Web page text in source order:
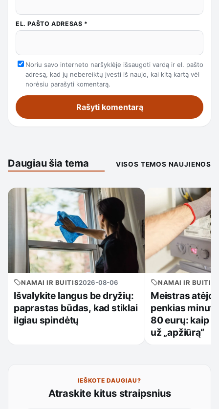
EL. PAŠTO ADRESAS *
Noriu savo interneto naršyklėje išsaugoti vardą ir el. pašto
adresą, kad jų nebereiktų įvesti iš naujo, kai kitą kartą vėl
norėsiu parašyti komentarą.
Daugiau šia tema VISOS TEMOS NAUJIENOS
NAMAI IR BUITIS2026-08-06
Išvalykite langus be dryžių:
paprastas būdas, kad stiklai
ilgiau spindėtų
NAMAI IR BUITIS
Meistras
penkias
80 eurų: kaip
už „apžiūrą“
IEŠKOTE DAUGIAU?
Atraskite kitus straipsnius